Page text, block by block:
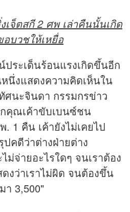
เจ็ตสกี 2 ศพ เล่าคืนนั้นเกิด
บวชให้เหยื่อ
ระเด็นร้อนแรงเกิดขึ้นอีก
นึ่งแสดงความคิดเห็นใน
ศนะจินดา กรรมกรข่าว
กคุณเค้าขับเบนซ์ชน
1 คืน เค้ายังไม่เคยไป
ปคดีว่าต่างฝ่ายต่าง
ม่จ่ายอะไรใดๆ จนเราต้อง
งว่าเราไม่ผิด จนต้องขึ้น
า 3,500"